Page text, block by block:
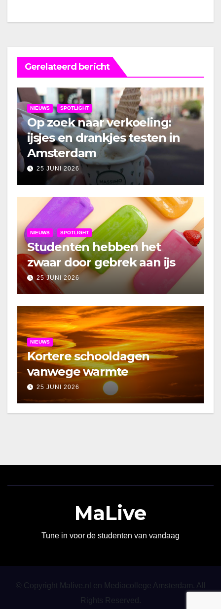
Gerelateerd bericht
NIEUWS SPOTLIGHT
Op zoek naar verkoeling:
ijsjes en drankjes testen in
Amsterdam
25 JUNI 2026
NIEUWS SPOTLIGHT
Studenten hebben het
zwaar door gebrek aan ijs
25 JUNI 2026
NIEUWS
Kortere schooldagen
vanwege warmte
25 JUNI 2026
MaLive
Tune in voor de studenten van vandaag
© Copyright Malive.nl en Mediacollege Amsterdam. All
Rights Reserved.